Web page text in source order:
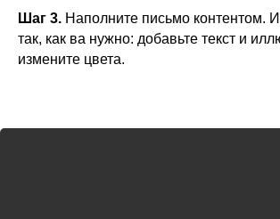
Шаг 3. Наполните письмо контентом.
так, как ва нужно: добавьте текст и
измените цвета.